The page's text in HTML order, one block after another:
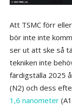
Att TSMC förr
bör inte inte
ser ut att ske så
tekniken inte
färdigställa 2025
(N2) och dess
1,6 nanometer